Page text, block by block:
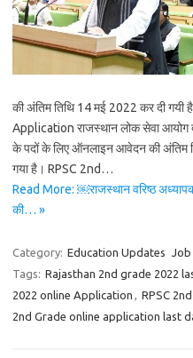
की अंतिम तिथि 14 मई 2022 कर दी
Application राजस्थान लोक सेवा आयोग
के पदों के लिए ऑनलाइन आवेदन की अंतिम
गया है। RPSC 2nd…
Read More: ￼राजस्थान वरिष्ठ अध्यापक
की… »
Category: Education Updates Job
Tags: Rajasthan 2nd grade 2022
2022 online Application , RPSC
2nd Grade online application last